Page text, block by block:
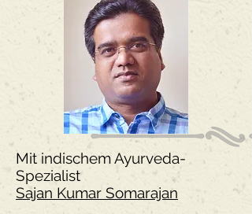
Mit indischem Ayurveda-
Spezialist
Sajan Kumar Somarajan